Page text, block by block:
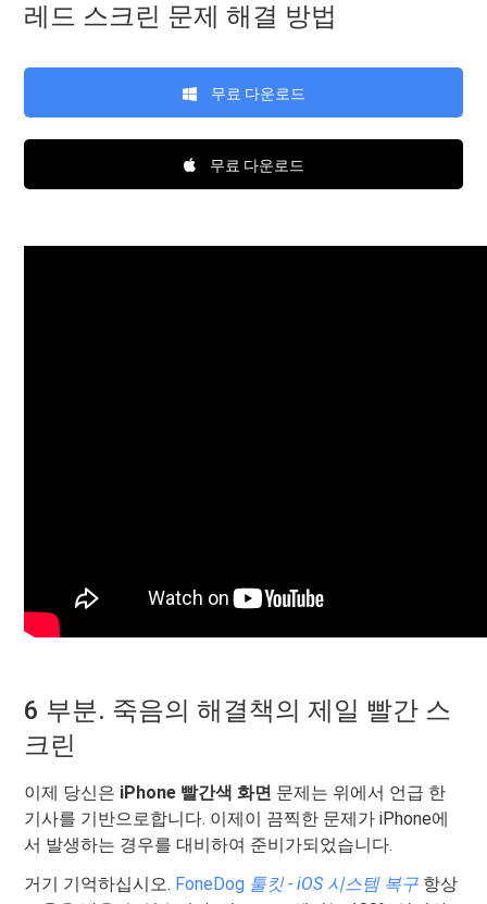
레드 스크린 문제 해결 방법
무료 다운로드
무료 다운로드
6 부분. 죽음의 해결책의 제일 빨간 스
크린
이제 당신은 iPhone 빨간색 화면 문제는 위에서 언급 한
기사를 기반으로합니다. 이제이 끔찍한 문제가 iPhone에
서 발생하는 경우를 대비하여 준비가되었습니다.
거기 기억하십시오. FoneDog 툴킷 - iOS 시스템 복구 항상